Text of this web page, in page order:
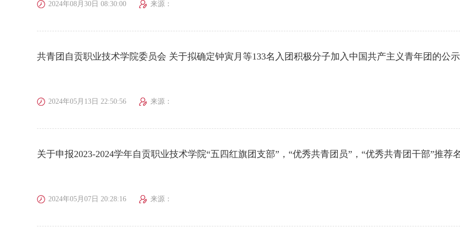
2024年08月30日 08:30:00 来源：
共青团自贡职业技术学院委员会 关于拟确定钟寅月等133名入团积极分子加入中国共产主义青年团的公示
2024年05月13日 22:50:56 来源：
关于申报2023-2024学年自贡职业技术学院“五四红旗团支部”，“优秀共青团员”，“优秀共青团干部”推荐
2024年05月07日 20:28:16 来源：